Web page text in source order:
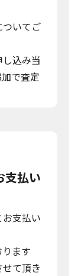
いてご
込み当
で査定
支払い
支払い
ます
て頂き